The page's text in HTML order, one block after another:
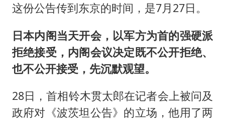
这份公告传到东京的时间，是7月27日。
日本内阁当天开会，以军方为首的强硬派
拒绝接受，内阁会议决定既不公开拒绝、
也不公开接受，先沉默观望。
28日，首相铃木贯太郎在记者会上被问及
政府对《波茨坦公告》的立场，他用了两